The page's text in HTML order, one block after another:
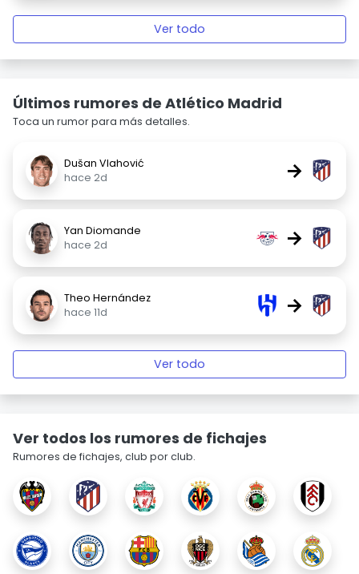
Ver todo
Últimos rumores de Atlético Madrid
Toca un rumor para más detalles.
Dušan Vlahović
hace 2d
→
Yan Diomande
hace 2d
→
Theo Hernández
hace 11d
→
Ver todo
Ver todos los rumores de fichajes
Rumores de fichajes, club por club.